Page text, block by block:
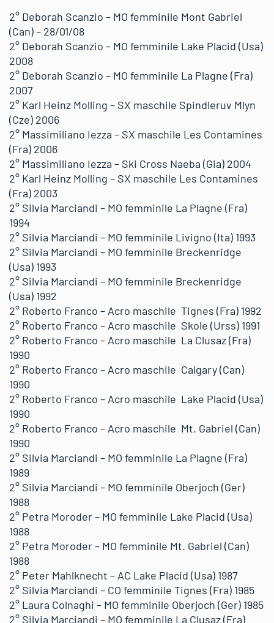
2° Deborah Scanzio – MO femminile Mont Gabriel
(Can) – 28/01/08
2° Deborah Scanzio – MO femminile Lake Placid (Usa)
2008
2° Deborah Scanzio – MO femminile La Plagne (Fra)
2007
2° Karl Heinz Molling – SX maschile Spindleruv Mlyn
(Cze) 2006
2° Massimiliano Iezza – SX maschile Les Contamines
(Fra) 2006
2° Massimiliano Iezza – Ski Cross Naeba (Gia) 2004
2° Karl Heinz Molling – SX maschile Les Contamines
(Fra) 2003
2° Silvia Marciandi – MO femminile La Plagne (Fra)
1994
2° Silvia Marciandi – MO femminile Livigno (Ita) 1993
2° Silvia Marciandi – MO femminile Breckenridge
(Usa) 1993
2° Silvia Marciandi – MO femminile Breckenridge
(Usa) 1992
2° Roberto Franco – Acro maschile Tignes (Fra) 1992
2° Roberto Franco – Acro maschile Skole (Urss) 1991
2° Roberto Franco – Acro maschile La Clusaz (Fra)
1990
2° Roberto Franco – Acro maschile Calgary (Can)
1990
2° Roberto Franco – Acro maschile Lake Placid (Usa)
1990
2° Roberto Franco – Acro maschile Mt. Gabriel (Can)
1990
2° Silvia Marciandi – MO femminile La Plagne (Fra)
1989
2° Silvia Marciandi – MO femminile Oberjoch (Ger)
1988
2° Petra Moroder – MO femminile Lake Placid (Usa)
1988
2° Petra Moroder – MO femminile Mt. Gabriel (Can)
1988
2° Peter Mahlknecht – AC Lake Placid (Usa) 1987
2° Silvia Marciandi – CO femminile Tignes (Fra) 1985
2° Laura Colnaghi – MO femminile Oberjoch (Ger) 1985
2° Silvia Marciandi – MO femminile La Clusaz (Fra)